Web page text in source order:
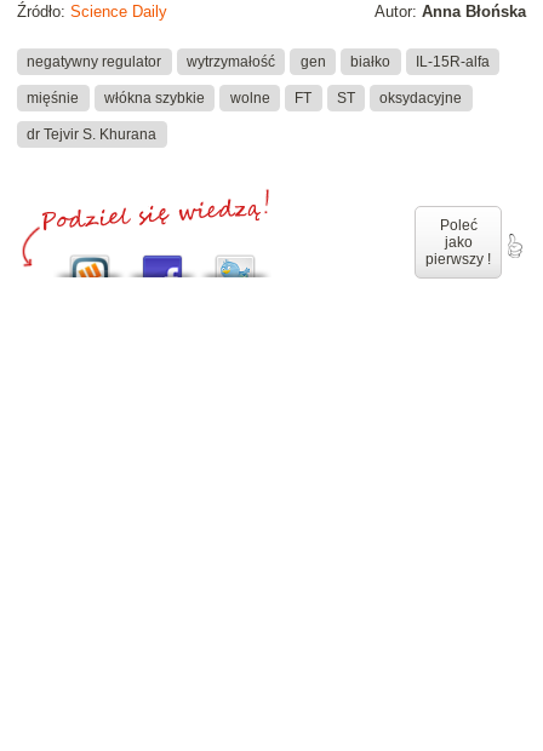
Autor: Anna Błońska
Źródło: Science Daily
negatywny regulator wytrzymałość gen białko IL-15R-alfa
mięśnie włókna szybkie wolne FT ST oksydacyjne
dr Tejvir S. Khurana
Poleć
jako
pierwszy !